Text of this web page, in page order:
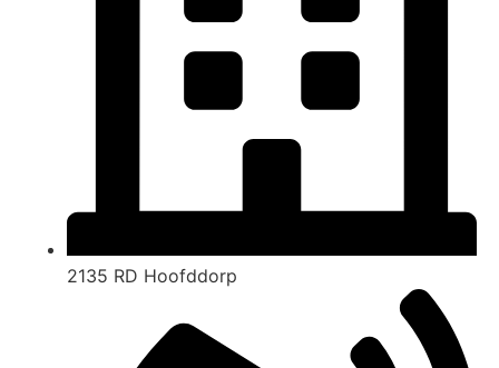
2135 RD Hoofddorp